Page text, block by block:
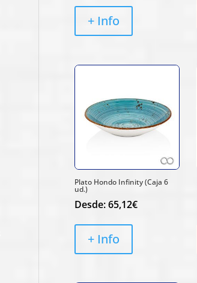
+ Info
Plato Hondo Infinity (Caja 6
ud.)
Desde:65,12€
+ Info